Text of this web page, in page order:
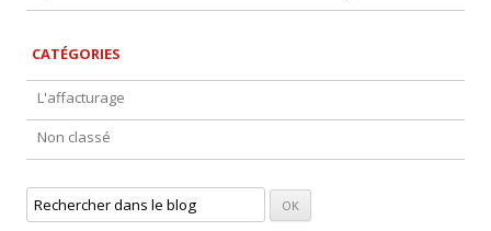
CATÉGORIES
L'affacturage
Non classé